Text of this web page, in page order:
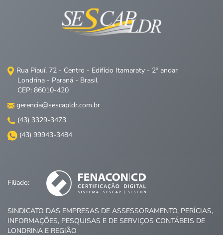
Rua Piauí, 72 - Centro - Edifício Itamaraty - 2º andar
Londrina - Paraná - Brasil
CEP: 86010-420
gerencia@sescapldr.com.br
(43) 3329-3473
(43) 99943-3484
Filiado:
SINDICATO DAS EMPRESAS DE ASSESSORAMENTO, PERÍCIAS,
INFORMAÇÕES, PESQUISAS E DE SERVIÇOS CONTÁBEIS DE
LONDRINA E REGIÃO